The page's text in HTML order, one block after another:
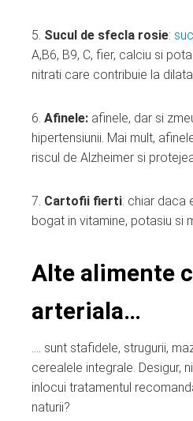
5. Sucul de sfecla rosie:
A,B6, B9, C, fier, calciu si
nitrati care contribuie la
6. Afinele: afinele, dar si
hipertensiunii. Mai mult,
riscul de Alzheimer si
7. Cartofii fierti: chiar daca
bogat in vitamine, potasiu si
Alte alimente
arteriala…
…. sunt stafidele, strugurii,
cerealele integrale. Desigur,
inlocui tratamentul
naturii?